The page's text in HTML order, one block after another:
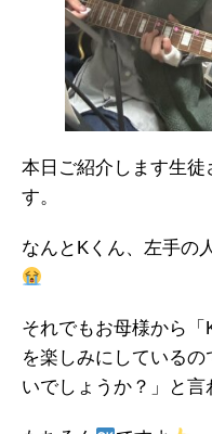
本日ご紹介します生
す。
なんとKくん、左手の
それでもお母様から
を楽しみにしている
いでしょうか？」と言